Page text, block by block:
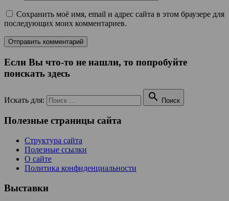
Сохранить моё имя, email и адрес сайта в этом браузере для
последующих моих комментариев.
Если Вы что-то не нашли, то попробуйте
поискать здесь
Искать для:  Поиск
Полезные страницы сайта
Структура сайта
Полезные ссылки
О сайте
Политика конфиденциальности
Выставки